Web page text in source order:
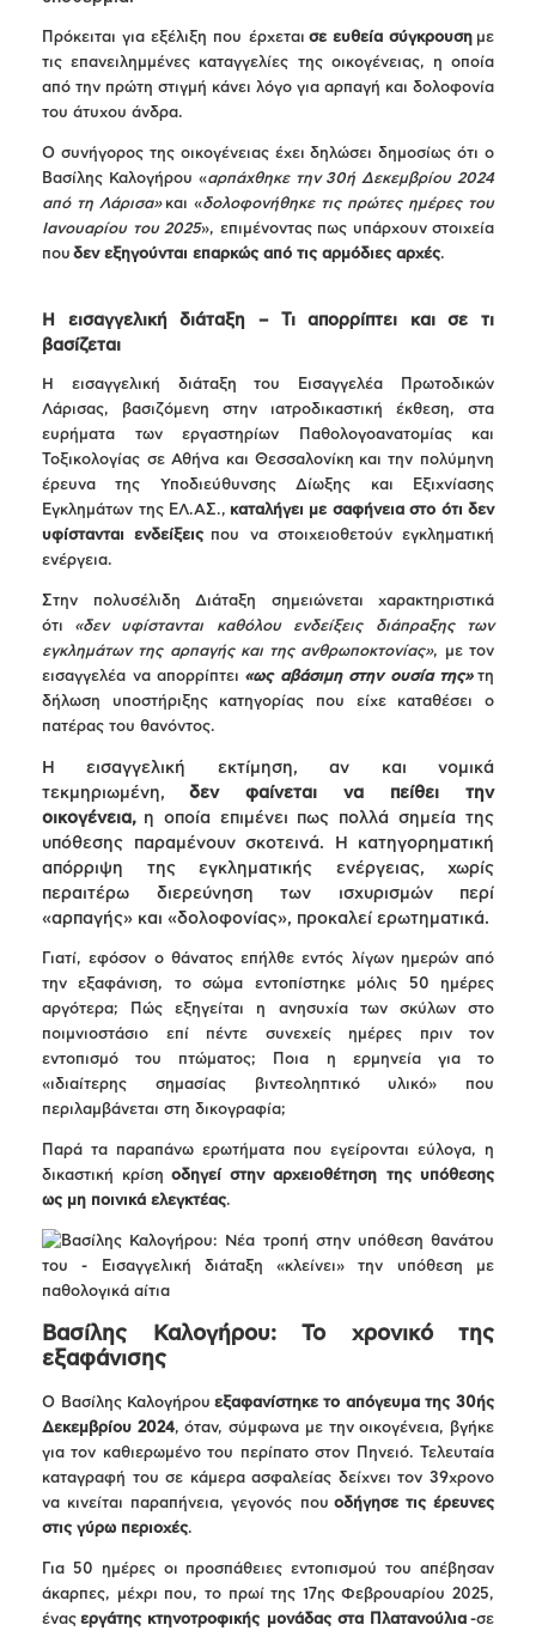
Πρόκειται για εξέλιξη που έρχεται σε ευθεία σύγκρουσημε
τις επανειλημμένες καταγγελίες της οικογένειας, η οποία
από την πρώτη στιγμή κάνει λόγο για αρπαγή και δολοφονία
του άτυχου άνδρα.
Ο συνήγορος της οικογένειας έχει δηλώσει δημοσίως ότι ο
Βασίλης Καλογήρου «αρπάχθηκε την 30ή Δεκεμβρίου 2024
από τη Λάρισα»και «δολοφονήθηκε τις πρώτες ημέρες του
Ιανουαρίου του 2025», επιμένοντας πως υπάρχουν στοιχεία
που δεν εξηγούνται επαρκώς από τις αρμόδιες αρχές.
Η εισαγγελική διάταξη – Τι απορρίπτει και σε τι
βασίζεται
Η εισαγγελική διάταξη του Εισαγγελέα Πρωτοδικών
Λάρισας, βασιζόμενη στην ιατροδικαστική έκθεση, στα
ευρήματα των εργαστηρίων Παθολογοανατομίας και
Τοξικολογίας σε Αθήνα και Θεσσαλονίκη και την πολύμηνη
έρευνα της Υποδιεύθυνσης Δίωξης και Εξιχνίασης
Εγκλημάτων της ΕΛ.ΑΣ., καταλήγει με σαφήνεια στο ότι δεν
υφίστανται ενδείξεις που να στοιχειοθετούν εγκληματική
ενέργεια.
Στην πολυσέλιδη Διάταξη σημειώνεται χαρακτηριστικά
ότι
«δεν υφίστανται καθόλου ενδείξεις διάπραξης των
εγκλημάτων της αρπαγής και της ανθρωποκτονίας», με τον
εισαγγελέα να απορρίπτει «ως αβάσιμη στην ουσία της»τη
δήλωση υποστήριξης κατηγορίας που είχε καταθέσει ο
πατέρας του θανόντος.
Η εισαγγελική εκτίμηση, αν και νομικά
τεκμηριωμένη, δεν φαίνεται να πείθει την
οικογένεια, η οποία επιμένει πως πολλά σημεία της
υπόθεσης παραμένουν σκοτεινά. Η κατηγορηματική
απόρριψη της εγκληματικής ενέργειας, χωρίς
περαιτέρω διερεύνηση των ισχυρισμών περί
«αρπαγής» και «δολοφονίας», προκαλεί ερωτηματικά.
Γιατί, εφόσον ο θάνατος επήλθε εντός λίγων ημερών από
την εξαφάνιση, το σώμα εντοπίστηκε μόλις 50 ημέρες
αργότερα; Πώς εξηγείται η ανησυχία των σκύλων στο
ποιμνιοστάσιο επί πέντε συνεχείς ημέρες πριν τον
εντοπισμό του πτώματος; Ποια η ερμηνεία για το
«ιδιαίτερης σημασίας βιντεοληπτικό υλικό» που
περιλαμβάνεται στη δικογραφία;
Παρά τα παραπάνω ερωτήματα που εγείρονται εύλογα, η
δικαστική κρίση οδηγεί στην αρχειοθέτηση της υπόθεσης
ως μη ποινικά ελεγκτέας.
Βασίλης Καλογήρου: Το χρονικό της
εξαφάνισης
Ο Βασίλης Καλογήρου εξαφανίστηκε το απόγευμα της 30ής
Δεκεμβρίου 2024, όταν, σύμφωνα με την οικογένεια, βγήκε
για τον καθιερωμένο του περίπατο στον Πηνειό. Τελευταία
καταγραφή του σε κάμερα ασφαλείας δείχνει τον 39χρονο
να κινείται παραπήνεια, γεγονός που οδήγησε τις έρευνες
στις γύρω περιοχές.
Για 50 ημέρες οι προσπάθειες εντοπισμού του απέβησαν
άκαρπες, μέχρι που, το πρωί της 17ης Φεβρουαρίου 2025,
έναςεργάτης κτηνοτροφικής μονάδας στα Πλατανούλια-σε